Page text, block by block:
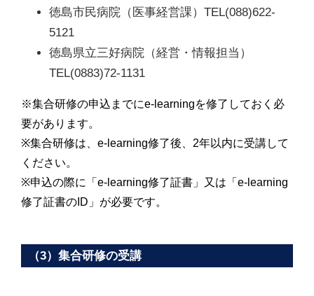
徳島市民病院（医事経営課）TEL(088)622-
5121
徳島県立三好病院（経営・情報担当）
TEL(0883)72-1131
※集合研修の申込までにe-learningを修了しておく必
要があります。
※集合研修は、e-learning修了後、2年以内に受講して
ください。
※申込の際に「e-learning修了証書」又は「e-learning
修了証書のID」が必要です。
（3）集合研修の受講